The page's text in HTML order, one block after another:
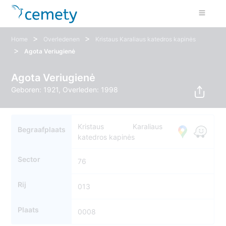
Home > Overledenen > Kristaus Karaliaus katedros kapinės
> Agota Veriugienė
Agota Veriugienė
Geboren: 1921, Overleden: 1998
Begraafplaats
Kristaus Karaliaus
katedros kapinės
Sector 76
Rij 013
Plaats 0008